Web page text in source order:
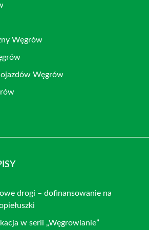
Węgrów
Węgrów
drogi – dofinansowanie na
w serii „Węgrowianie”